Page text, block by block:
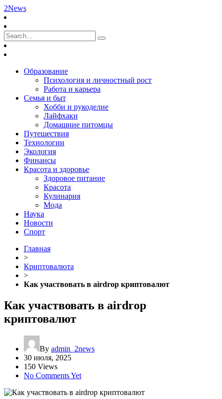
2News
Образование
Психология и личностный рост
Работа и карьера
Семья и быт
Хобби и рукоделие
Лайфхаки
Домашние питомцы
Путешествия
Технологии
Экология
Финансы
Красота и здоровье
Здоровое питание
Красота
Кулинария
Мода
Наука
Новости
Спорт
Главная
>
Криптовалюта
>
Как участвовать в airdrop криптовалют
Как участвовать в airdrop
криптовалют
By admin_2news
30 июля, 2025
150 Views
No Comments Yet